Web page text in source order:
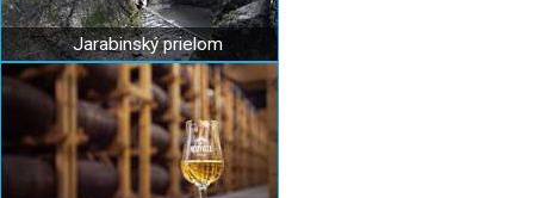
Jarabinský prielom